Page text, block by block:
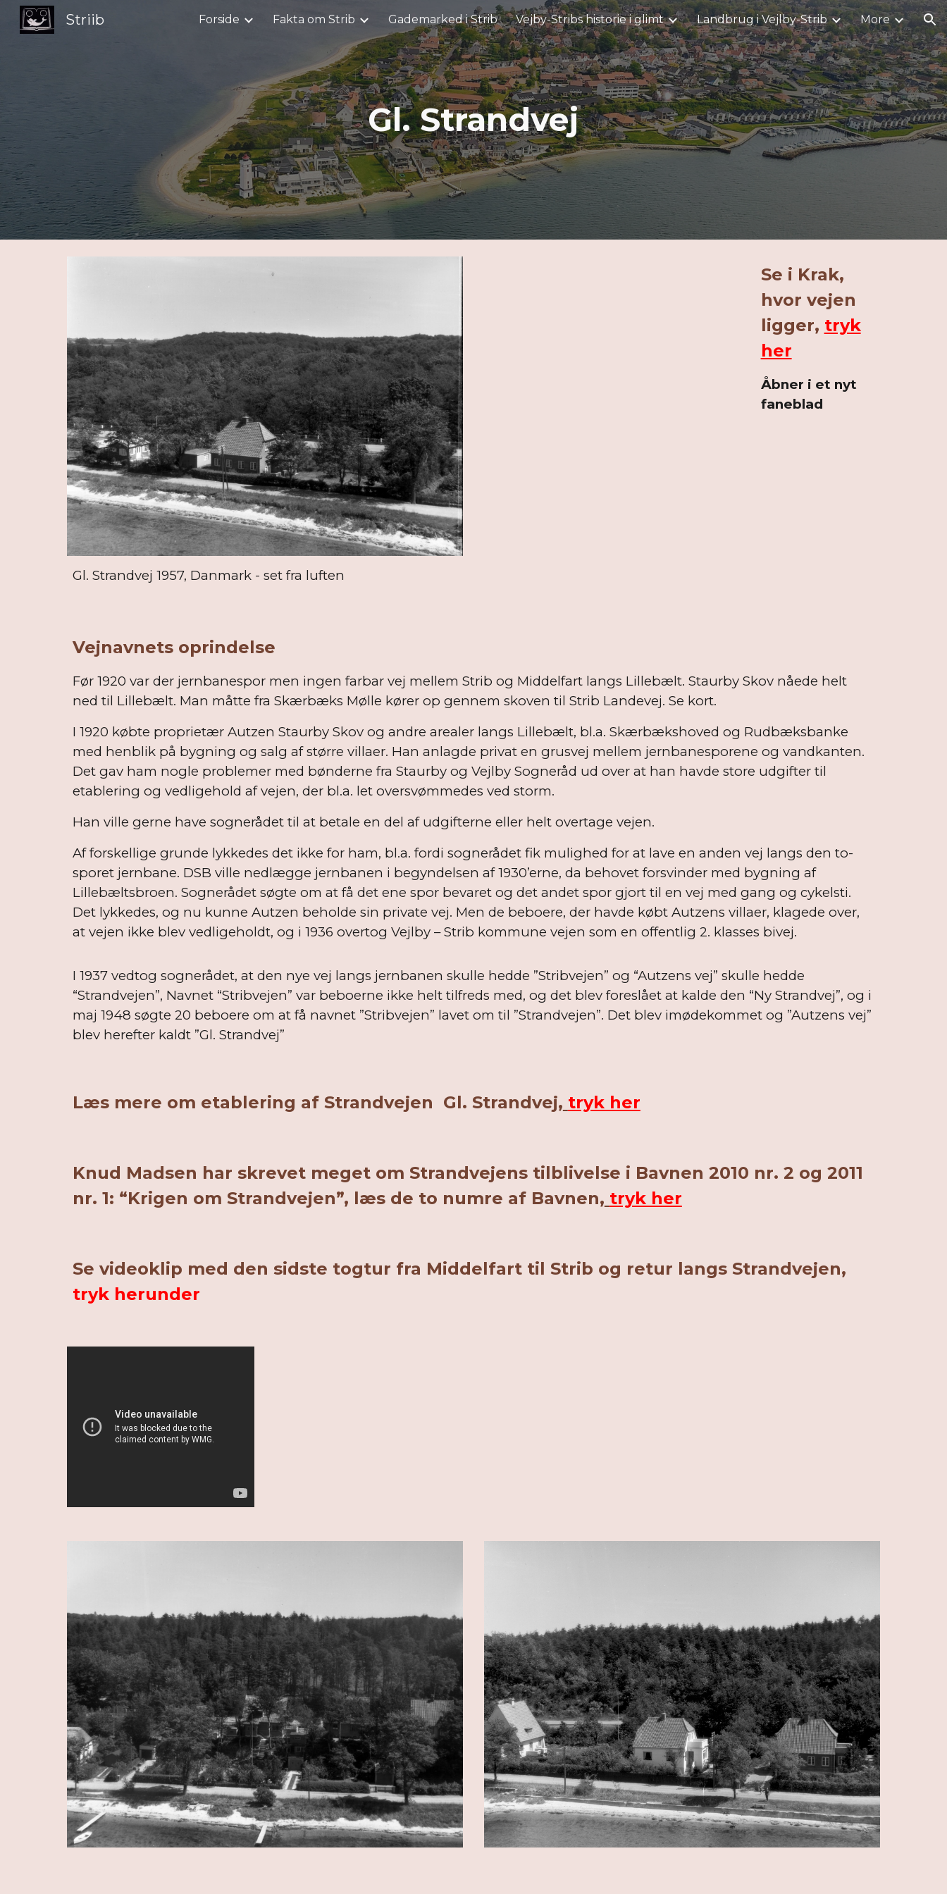
Skip to main content Skip to navigation
Striib Forside Fakta om Strib Gademarked i Strib Vejby-Stribs historie i glimt Landbrug i Vejlby-Strib More
Gl. Strandvej
Gl. Strandvej 1957, Danmark - set fra luften
Se i Krak,
hvor vejen
ligger, tryk
her
Åbner i et nyt
faneblad
Vejnavnets oprindelse
Før 1920 var der jernbanespor men ingen farbar vej mellem Strib og Middelfart langs Lillebælt. Staurby Skov nåede helt
ned til Lillebælt. Man måtte fra Skærbæks Mølle kører op gennem skoven til Strib Landevej. Se kort.
I 1920 købte proprietær Autzen Staurby Skov og andre arealer langs Lillebælt, bl.a. Skærbækshoved og Rudbæksbanke
med henblik på bygning og salg af større villaer. Han anlagde privat en grusvej mellem jernbanesporene og vandkanten.
Det gav ham nogle problemer med bønderne fra Staurby og Vejlby Sogneråd ud over at han havde store udgifter til
etablering og vedligehold af vejen, der bl.a. let oversvømmedes ved storm.
Han ville gerne have sognerådet til at betale en del af udgifterne eller helt overtage vejen.
Af forskellige grunde lykkedes det ikke for ham, bl.a. fordi sognerådet fik mulighed for at lave en anden vej langs den to-
sporet jernbane. DSB ville nedlægge jernbanen i begyndelsen af 1930’erne, da behovet forsvinder med bygning af
Lillebæltsbroen. Sognerådet søgte om at få det ene spor bevaret og det andet spor gjort til en vej med gang og cykelsti.
Det lykkedes, og nu kunne Autzen beholde sin private vej. Men de beboere, der havde købt Autzens villaer, klagede over,
at vejen ikke blev vedligeholdt, og i 1936 overtog Vejlby – Strib kommune vejen som en offentlig 2. klasses bivej.
I 1937 vedtog sognerådet, at den nye vej langs jernbanen skulle hedde ”Stribvejen” og “Autzens vej” skulle hedde
“Strandvejen”, Navnet “Stribvejen” var beboerne ikke helt tilfreds med, og det blev foreslået at kalde den “Ny Strandvej”, og i
maj 1948 søgte 20 beboere om at få navnet ”Stribvejen” lavet om til ”Strandvejen”. Det blev imødekommet og ”Autzens vej”
blev herefter kaldt ”Gl. Strandvej”
Læs mere om etablering af Strandvejen Gl. Strandvej, tryk her
Knud Madsen har skrevet meget om Strandvejens tilblivelse i Bavnen 2010 nr. 2 og 2011
nr. 1: “Krigen om Strandvejen”, læs de to numre af Bavnen, tryk her
Se videoklip med den sidste togtur fra Middelfart til Strib og retur langs Strandvejen,
tryk herunder